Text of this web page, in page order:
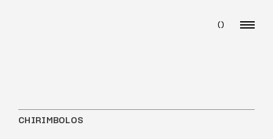
()
CHIRIMBOLOS